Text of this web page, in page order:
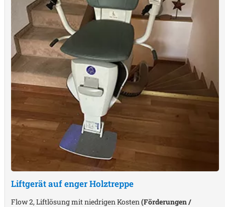
Liftgerät auf enger Holztreppe
Flow 2, Liftlösung mit niedrigen Kosten (Förderungen /